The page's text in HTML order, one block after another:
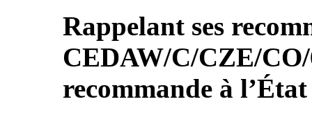
Rappelant ses
CEDAW/C/CZE/
recommande à